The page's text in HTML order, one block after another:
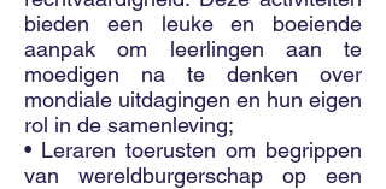
bieden een leuke en boeiende
aanpak om leerlingen aan te
moedigen na te denken over
mondiale uitdagingen en hun eigen
rol in de samenleving;
• Leraren toerusten om begrippen
van wereldburgerschap op een